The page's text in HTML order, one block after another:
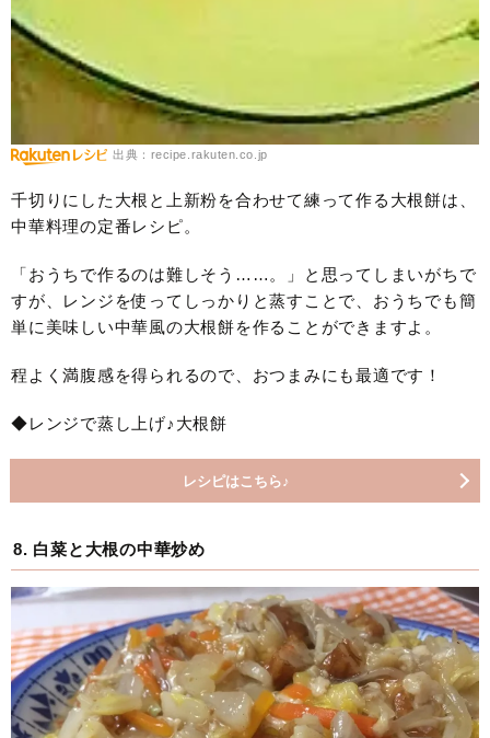
出典：recipe.rakuten.co.jp
千切りにした大根と上新粉を合わせて練って作る大根餅は、
中華料理の定番レシピ。
「おうちで作るのは難しそう……。」と思ってしまいがちで
すが、レンジを使ってしっかりと蒸すことで、おうちでも簡
単に美味しい中華風の大根餅を作ることができますよ。
程よく満腹感を得られるので、おつまみにも最適です！
◆レンジで蒸し上げ♪大根餅
レシピはこちら♪
8. 白菜と大根の中華炒め